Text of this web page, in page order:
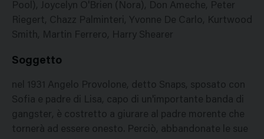
Pool), Joycelyn O'Brien (Nora), Don Ameche, Peter
Riegert, Chazz Palminteri, Yvonne De Carlo, Kurtwood
Smith, Martin Ferrero, Harry Shearer
Soggetto
nel 1931 Angelo Provolone, detto Snaps, sposato con
Sofia e padre di Lisa, capo di un'importante banda di
gangster, è costretto a giurare al padre morente che
tornerà ad essere onesto. Perciò, abbandonate le sue